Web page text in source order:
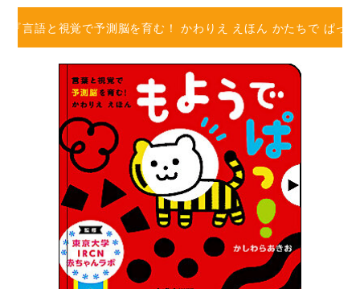
『言語と視覚で予測脳を育む！ かわりえ えほん かたちで ぱっ